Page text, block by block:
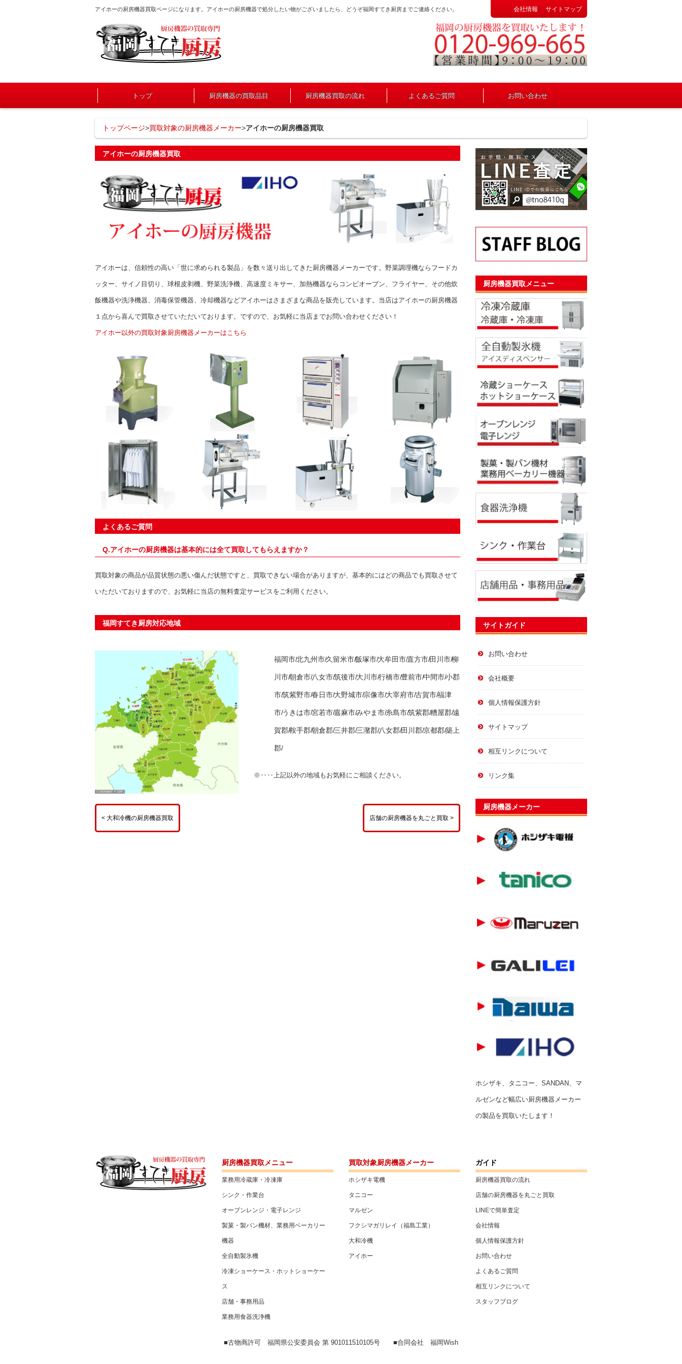
アイホーの厨房機器買取ページになります。アイホーの厨房機器で処分したい物がございましたら、どうぞ福岡すてき厨房までご連絡ください。 会社情報 サイトマップ
トップ 厨房機器の買取品目 厨房機器買取の流れ よくあるご質問 お問い合わせ
トップページ>買取対象の厨房機器メーカー>アイホーの厨房機器買取
アイホーの厨房機器買取
アイホーは、信頼性の高い「世に求められる製品」を数々送り出してきた厨房機器メーカーです。野菜調理機ならフードカ
ッター、サイノ目切り、球根皮剥機、野菜洗浄機、高速度ミキサー、加熱機器ならコンビオーブン、フライヤー、その他炊
飯機器や洗浄機器、消毒保管機器、冷却機器などアイホーはさまざまな商品を販売しています。当店はアイホーの厨房機器
１点から喜んで買取させていただいております。ですので、お気軽に当店までお問い合わせください！
アイホー以外の買取対象厨房機器メーカーはこちら
よくあるご質問
Q.アイホーの厨房機器は基本的には全て買取してもらえますか？
買取対象の商品が品質状態の悪い傷んだ状態ですと、買取できない場合がありますが、基本的にはどの商品でも買取させて
いただいておりますので、お気軽に当店の無料査定サービスをご利用ください。
福岡すてき厨房対応地域
福岡市/北九州市/久留米市/飯塚市/大牟田市/直方市/田川市/柳
川市/朝倉市/八女市/筑後市/大川市/行橋市/豊前市/中間市/小郡
市/筑紫野市/春日市/大野城市/宗像市/大宰府市/古賀市/福津
市/うきは市/宮若市/嘉麻市/みやま市/糸島市/筑紫郡/糟屋郡/遠
賀郡/鞍手郡/朝倉郡/三井郡/三潴郡/八女郡/田川郡/京都郡/築上
郡/
※‥‥上記以外の地域もお気軽にご相談ください。
< 大和冷機の厨房機器買取 店舗の厨房機器を丸ごと買取 >
厨房機器買取メニュー
サイトガイド
お問い合わせ
会社概要
個人情報保護方針
サイトマップ
相互リンクについて
リンク集
厨房機器メーカー
ホシザキ、タニコー、SANDAN、マ
ルゼンなど幅広い厨房機器メーカー
の製品を買取いたします！
厨房機器買取メニュー
業務用冷蔵庫・冷凍庫
シンク・作業台
オーブンレンジ・電子レンジ
製菓・製パン機材、業務用ベーカリー
機器
全自動製氷機
冷凍ショーケース・ホットショーケー
ス
店舗・事務用品
業務用食器洗浄機
買取対象厨房機器メーカー
ホシザキ電機
タニコー
マルゼン
フクシマガリレイ（福島工業）
大和冷機
アイホー
ガイド
厨房機器買取の流れ
店舗の厨房機器を丸ごと買取
LINEで簡単査定
会社情報
個人情報保護方針
お問い合わせ
よくあるご質問
相互リンクについて
スタッフブログ
■古物商許可 福岡県公安委員会 第 901011510105号 ■合同会社 福岡Wish